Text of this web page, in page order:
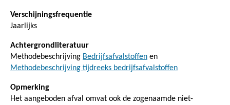
Verschijningsfrequentie
Jaarlijks
Achtergrondliteratuur
Methodebeschrijving Bedrijfsafvalstoffen en
Methodebeschrijving tijdreeks bedrijfsafvalstoffen
Opmerking
Het aangeboden afval omvat ook de zogenaamde niet-